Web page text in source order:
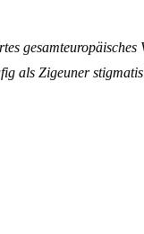
gesamteuropäisches
als Zigeuner